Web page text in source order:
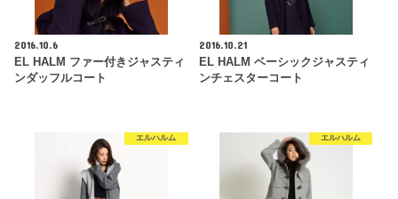
2016.10.6
EL HALM ファー付きジャスティ
ンダッフルコート
2016.10.21
EL HALM ベーシックジャスティ
ンチェスターコート
エルハルム エルハルム